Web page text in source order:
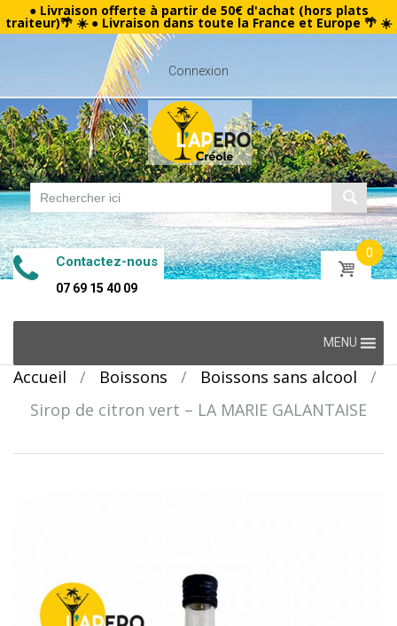
● Livraison offerte à partir de 50€ d'achat (hors plats
traiteur)🌴 ☀️ ● Livraison dans toute la France et Europe 🌴 ☀️
Connexion
Contactez-nous
07 69 15 40 09
0
content
MENU
Accueil / Boissons / Boissons sans alcool
/
Sirop de citron vert – LA MARIE GALANTAISE